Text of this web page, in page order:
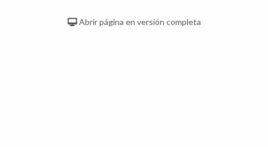
Abrir página en versión completa